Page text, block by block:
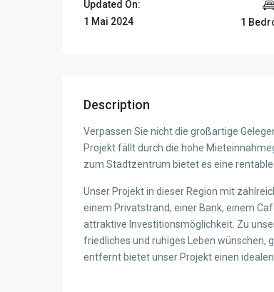
Updated On:
1 Mai 2024
1
Description
Verpassen Sie nicht die großartige
Projekt fällt durch die hohe
zum Stadtzentrum bietet es eine
Unser Projekt in dieser Region mit
einem Privatstrand, einer Bank, einem
attraktive Investitionsmöglichkeit. Zu
friedliches und ruhiges Leben wünschen,
entfernt bietet unser Projekt einen